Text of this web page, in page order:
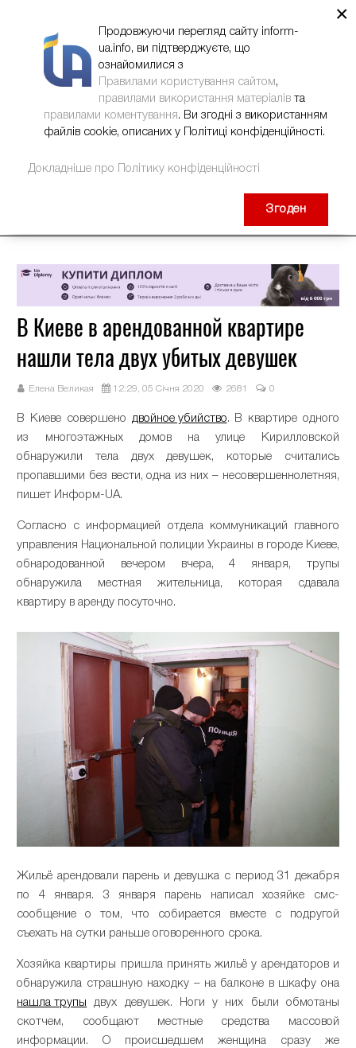
В Киеве в арендованной квартире
нашли тела двух убитых девушек
Елена Великая 12:29, 05 Січня 2020 2681 0
В Киеве совершено двойное убийство. В квартире одного
из многоэтажных домов на улице Кирилловской
обнаружили тела двух девушек, которые считались
пропавшими без вести, одна из них – несовершеннолетняя,
пишет Информ-UA.
Согласно с информацией отдела коммуникаций главного
управления Национальной полиции Украины в городе Киеве,
обнародованной вечером вчера, 4 января, трупы
обнаружила местная жительница, которая сдавала
квартиру в аренду посуточно.
Жильё арендовали парень и девушка с период 31 декабря
по 4 января. 3 января парень написал хозяйке смс-
сообщение о том, что собирается вместе с подругой
съехать на сутки раньше оговоренного срока.
Хозяйка квартиры пришла принять жильё у арендаторов и
обнаружила страшную находку – на балконе в шкафу она
нашла трупы двух девушек. Ноги у них были обмотаны
скотчем, сообщают местные средства массовой
информации. О происшедшем женщина сразу же
×
Продовжуючи перегляд сайту inform-
ua.info, ви підтверджуєте, що
ознайомилися з
Правилами користування сайтом,
правилами використання матеріалів та
правилами коментування. Ви згодні з використанням
файлів cookie, описаних у Політиці конфіденційності.
Докладніше про Політику конфіденційності
Згоден